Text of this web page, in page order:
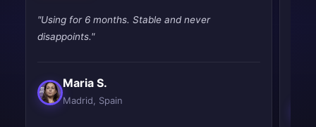
"Using for 6 months. Stable and never
disappoints."
Maria S.
Madrid, Spain